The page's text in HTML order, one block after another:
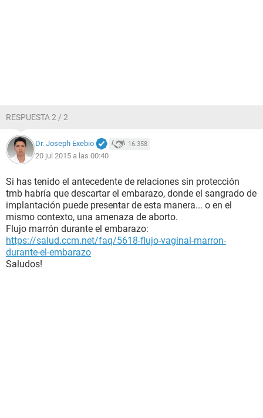
RESPUESTA 2 / 2
Dr. Joseph Exebio 16.358
20 jul 2015 a las 00:40
Si has tenido el antecedente de relaciones sin protección
tmb habría que descartar el embarazo, donde el sangrado de
implantación puede presentar de esta manera... o en el
mismo contexto, una amenaza de aborto.
Flujo marrón durante el embarazo:
https://salud.ccm.net/faq/5618-flujo-vaginal-marron-
durante-el-embarazo
Saludos!